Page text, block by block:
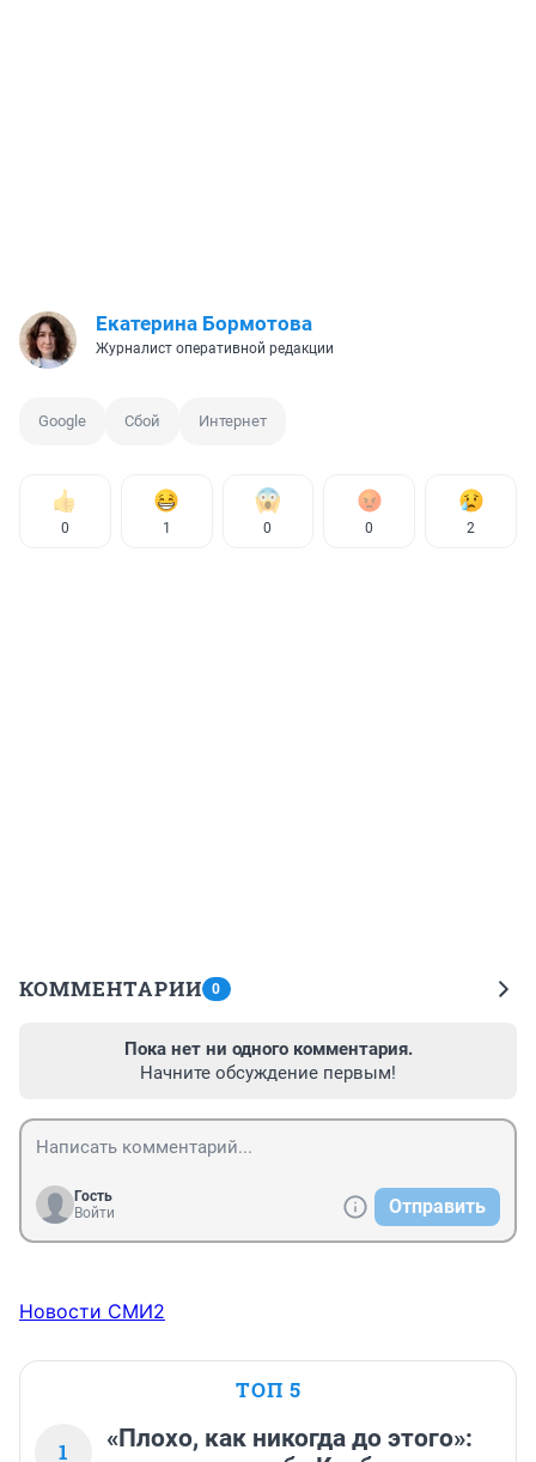
Екатерина Бормотова
Журналист оперативной редакции
Google Сбой Интернет
0 1 0 0 2
КОММЕНТАРИИ 0
Пока нет ни одного комментария.
Начните обсуждение первым!
Гость
Войти
Отправить
Новости СМИ2
ТОП 5
1
«Плохо, как никогда до этого»: